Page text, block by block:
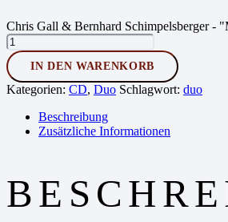
Chris Gall & Bernhard Schimpelsberger -
IN DEN WARENKORB
Kategorien: CD, Duo Schlagwort: duo
Beschreibung
Zusätzliche Informationen